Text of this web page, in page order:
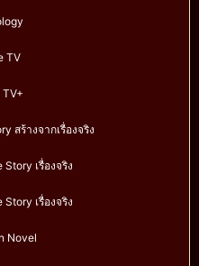
TV
สร้างจากเรื่องจริง
เรื่องจริง
เรื่องจริง
Novel